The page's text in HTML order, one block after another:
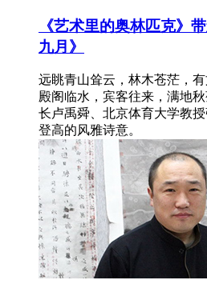
《艺术里的奥林匹克》
九月》
远眺青山耸云，林木苍茫，
殿阁临水，宾客往来，满地
长卢禹舜、北京体育大学教
登高的风雅诗意。